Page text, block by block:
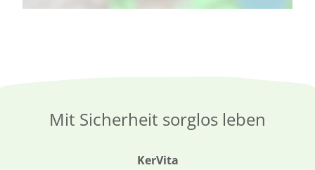
Mit Sicherheit sorglos leben
KerVita